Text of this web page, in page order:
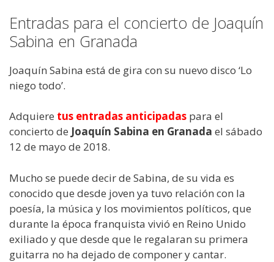
Entradas para el concierto de Joaquín
Sabina en Granada
Joaquín Sabina está de gira con su nuevo disco ‘Lo
niego todo’.
Adquiere tus entradas anticipadas para el
concierto de Joaquín Sabina en Granada el sábado
12 de mayo de 2018.
Mucho se puede decir de Sabina, de su vida es
conocido que desde joven ya tuvo relación con la
poesía, la música y los movimientos políticos, que
durante la época franquista vivió en Reino Unido
exiliado y que desde que le regalaran su primera
guitarra no ha dejado de componer y cantar.